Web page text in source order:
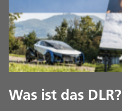
Was ist das DLR?